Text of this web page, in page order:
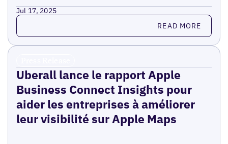
Jul 17, 2025
Read more READ MORE
Uberall lance le rapport Apple
Business Connect Insights pour
aider les entreprises à améliorer
leur visibilité sur Apple Maps